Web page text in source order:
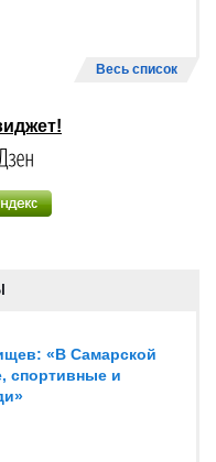
Весь список
«В Самарской
спортивные и